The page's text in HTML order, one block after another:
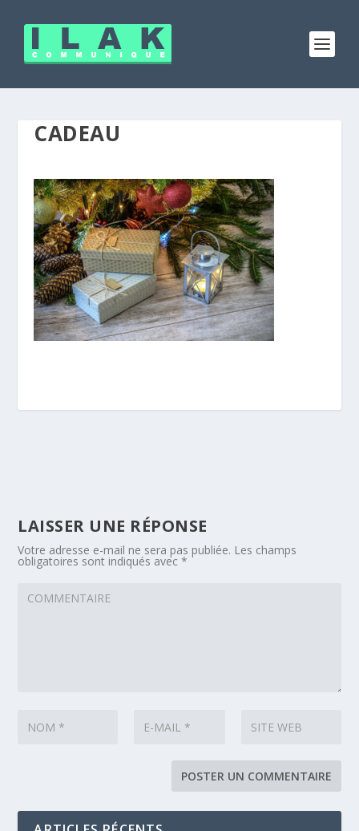
CADEAU
LAISSER UNE RÉPONSE
Votre adresse e-mail ne sera pas publiée. Les champs
obligatoires sont indiqués avec*